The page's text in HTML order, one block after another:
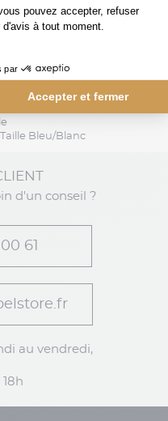
Bleu/Blanc
d'un conseil ?
61
au vendredi,